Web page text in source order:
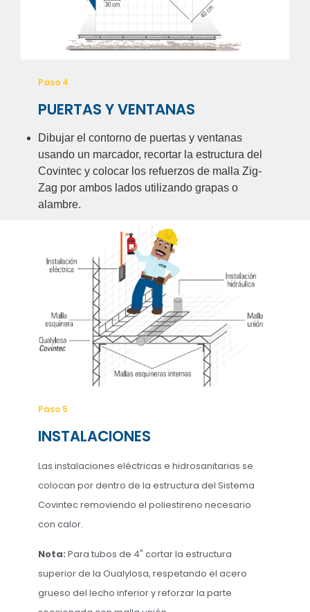
Paso 4
PUERTAS Y VENTANAS
Dibujar el contorno de puertas y ventanas
usando un marcador, recortar la estructura del
Covintec y colocar los refuerzos de malla Zig-
Zag por ambos lados utilizando grapas o
alambre.
Paso 5
INSTALACIONES
Las instalaciones eléctricas e hidrosanitarias se
colocan por dentro de la estructura del Sistema
Covintec removiendo el poliestireno necesario
con calor.
Nota: Para tubos de 4" cortar la estructura
superior de la Oualylosa, respetando el acero
grueso del lecho inferior y reforzar la parte